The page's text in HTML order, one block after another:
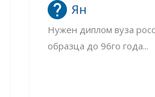
Ян
Нужен диплом вуза
образца до 96го года...